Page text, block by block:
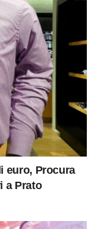
euro, Procura
a Prato